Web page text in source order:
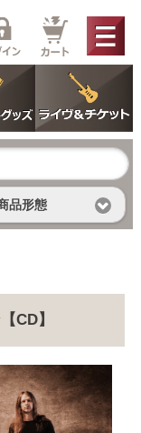
品形態
CD】